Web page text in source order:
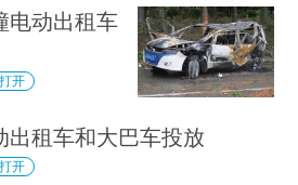
电动出租车
开
出租车和大巴车投放
开